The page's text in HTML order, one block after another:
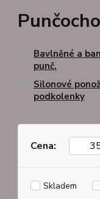
Bavlněné a
punč.
Silonové
podkolenky
Cena:
Skladem